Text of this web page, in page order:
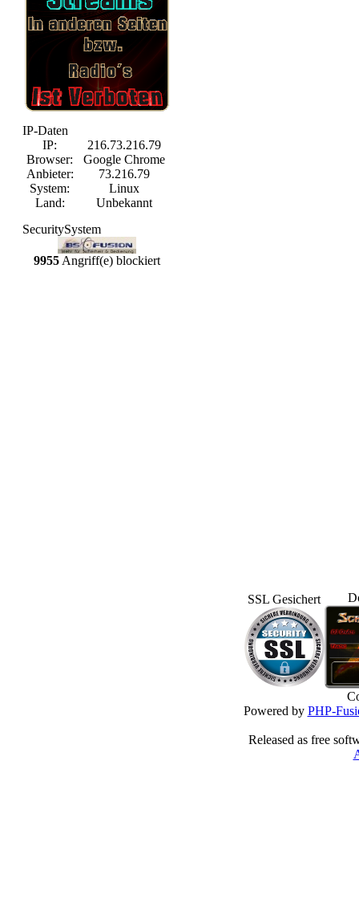
IP-Daten
IP:
216.73.216.79
Browser:
Google Chrome
Anbieter:
73.216.79
System:
Linux
Land:
Unbekannt
SecuritySystem
9955 Angriff(e) blockiert
SSL Gesichert
Powered by PHP-
Released as free